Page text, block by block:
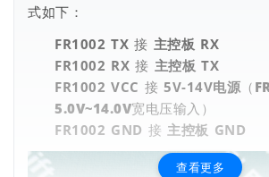
式如下：
FR1002 TX 接 主控板 RX
FR1002 RX 接 主控板 TX
FR1002 VCC 接 5V-14V电源（
5.0V~14.0V宽电压输入）
FR1002 GND 接 主控板 GND
查看更多